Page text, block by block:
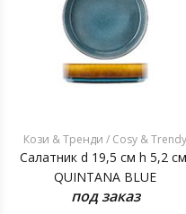
Кози & Тренди / Cosy & Trendy
Салатник d 19,5 см h 5,2
QUINTANA BLUE
под заказ